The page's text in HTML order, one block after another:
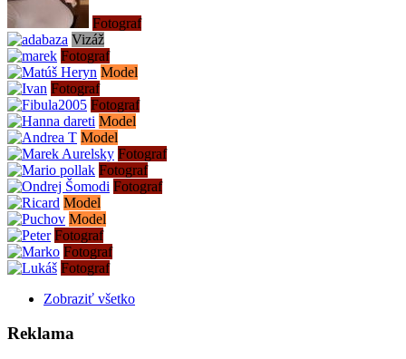
Fotograf
Vizáž
Fotograf
Model
Fotograf
Fotograf
Model
Model
Fotograf
Fotograf
Fotograf
Model
Model
Fotograf
Fotograf
Fotograf
Zobraziť všetko
Reklama